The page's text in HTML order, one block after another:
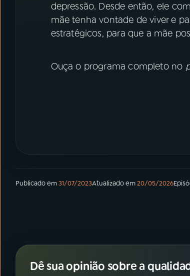
depressão. Desde então, ele
mãe tenha vontade de viver e
estratégicos, para que a mãe
Ouça o programa completo no
Publicado em31/07/2023Atualizado em20/05/2026
Dê sua opinião sobre a